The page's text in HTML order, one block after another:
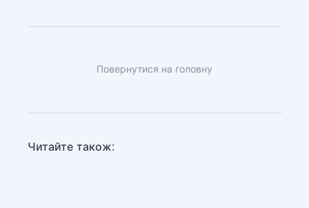
Повернутися на головну
Читайте також: